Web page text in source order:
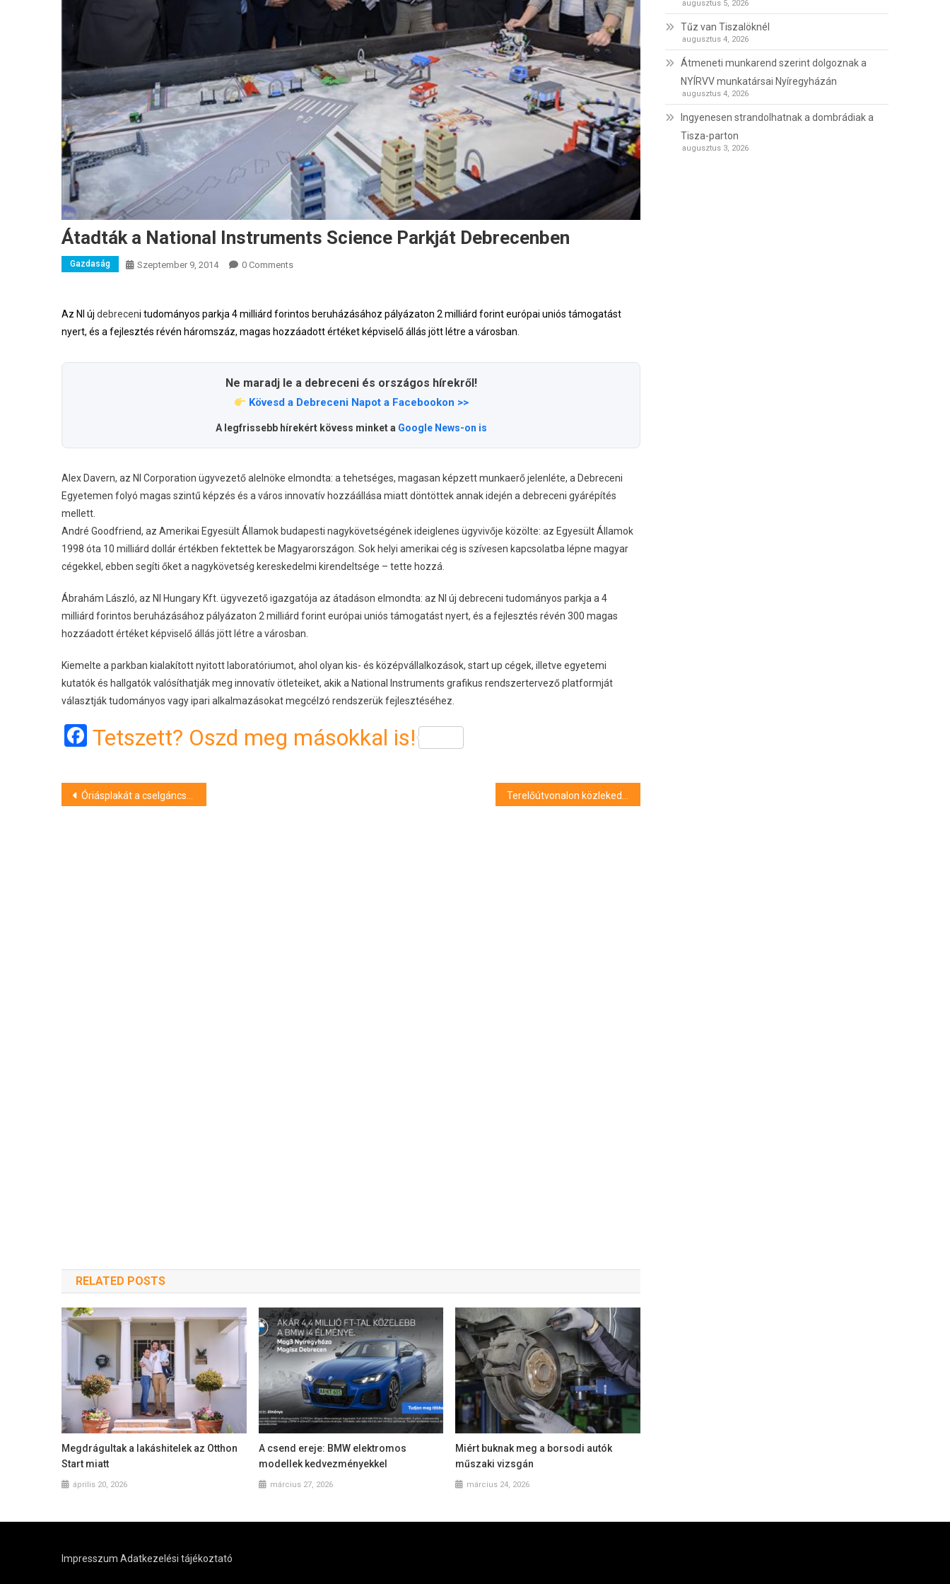
Átadták a National Instruments Science Parkját Debrecenben
Gazdaság Szeptember 9, 2014 0 Comments
Az NI új debreceni tudományos parkja 4 milliárd forintos beruházásához pályázaton 2 milliárd forint európai uniós támogatást
nyert, és a fejlesztés révén háromszáz, magas hozzáadott értéket képviselő állás jött létre a városban.
Ne maradj le a debreceni és országos hírekről!
Kövesd a Debreceni Napot a Facebookon >>
A legfrissebb hírekért kövess minket a Google News-on is
Alex Davern, az NI Corporation ügyvezető alelnöke elmondta: a tehetséges, magasan képzett munkaerő jelenléte, a Debreceni
Egyetemen folyó magas szintű képzés és a város innovatív hozzáállása miatt döntöttek annak idején a debreceni gyárépítés
mellett.
André Goodfriend, az Amerikai Egyesült Államok budapesti nagykövetségének ideiglenes ügyvivője közölte: az Egyesült Államok
1998 óta 10 milliárd dollár értékben fektettek be Magyarországon. Sok helyi amerikai cég is szívesen kapcsolatba lépne magyar
cégekkel, ebben segíti őket a nagykövetség kereskedelmi kirendeltsége – tette hozzá.
Ábrahám László, az NI Hungary Kft. ügyvezető igazgatója az átadáson elmondta: az NI új debreceni tudományos parkja a 4
milliárd forintos beruházásához pályázaton 2 milliárd forint európai uniós támogatást nyert, és a fejlesztés révén 300 magas
hozzáadott értéket képviselő állás jött létre a városban.
Kiemelte a parkban kialakított nyitott laboratóriumot, ahol olyan kis- és középvállalkozások, start up cégek, illetve egyetemi
kutatók és hallgatók valósíthatják meg innovatív ötleteiket, akik a National Instruments grafikus rendszertervező platformját
választják tudományos vagy ipari alkalmazásokat megcélzó rendszerük fejlesztéséhez.
Facebook
Tetszett? Oszd meg másokkal is!
Bejegyzés
Óriásplakát a cselgáncs népszerűsítéséért – Debrecenben is
RELATED POSTS
Megdrágultak a lakáshitelek az Otthon
Start miatt
április 20, 2026
A csend ereje: BMW elektromos
modellek kedvezményekkel
március 27, 2026
Miért buknak meg a borsodi autók
műszaki vizsgán
március 24, 2026
augusztus 5, 2026
Tűz van Tiszalöknél
augusztus 4, 2026
Átmeneti munkarend szerint dolgoznak a
NYÍRVV munkatársai Nyíregyházán
augusztus 4, 2026
Ingyenesen strandolhatnak a dombrádiak a
Tisza-parton
augusztus 3, 2026
Impresszum Adatkezelési tájékoztató